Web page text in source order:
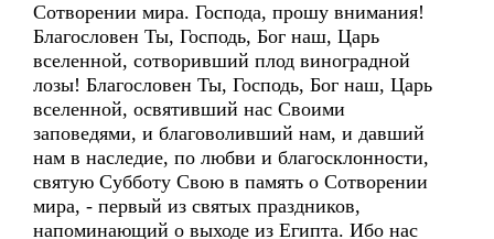
Сотворении мира. Господа, прошу внимания!
Благословен Ты, Господь, Бог наш, Царь
вселенной, сотворивший плод виноградной
лозы! Благословен Ты, Господь, Бог наш, Царь
вселенной, освятивший нас Своими
заповедями, и благоволивший нам, и давший
нам в наследие, по любви и благосклонности,
святую Субботу Свою в память о Сотворении
мира, - первый из святых праздников,
напоминающий о выходе из Египта. Ибо нас